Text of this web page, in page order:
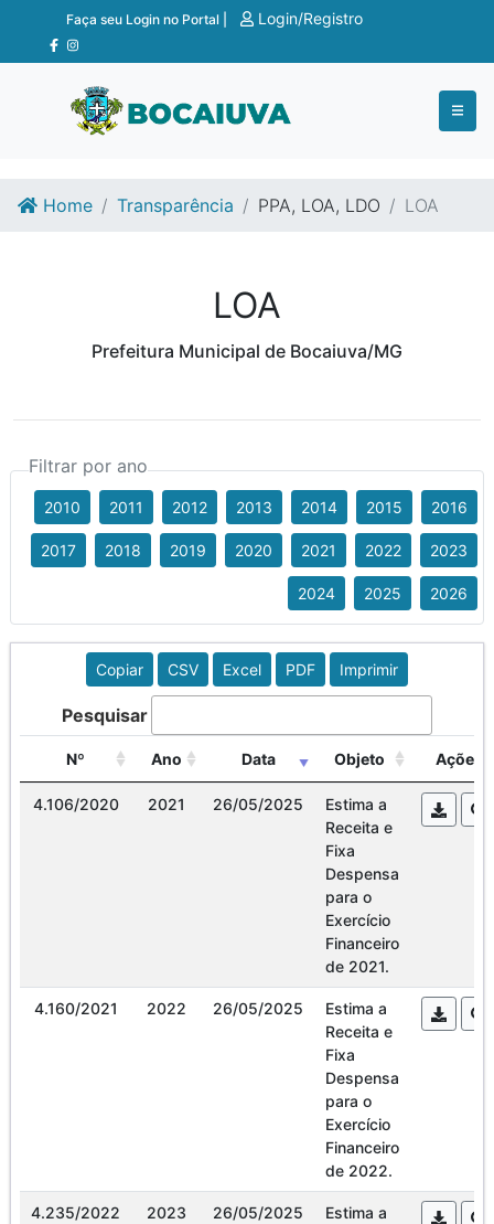
Ir para o conteúdo
Ir para o fim do conteúdo
Faça seu Login no Portal | Login/Registro
Home Transparência PPA, LOA, LDO LOA
LOA
Prefeitura Municipal de Bocaiuva/MG
Filtrar por ano
2010 2011 2012 2013 2014 2015 2016
2017 2018 2019 2020 2021 2022 2023
2024 2025 2026
Copiar CSV Excel PDF Imprimir
Pesquisar
Nº Ano Data Objeto Ações
4.106/2020 2021 26/05/2025
Estima a
Receita e
Fixa
Despensa
para o
Exercício
Financeiro
de 2021.
4.160/2021 2022 26/05/2025
Estima a
Receita e
Fixa
Despensa
para o
Exercício
Financeiro
de 2022.
4.235/2022 2023 26/05/2025
Estima a